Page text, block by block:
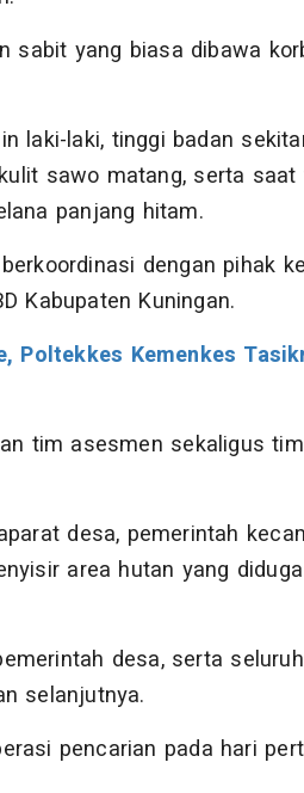
sabit yang biasa dibawa
laki-laki, tinggi badan
sawo matang, serta saat
panjang hitam.
dengan pihak
Kabupaten Kuningan.
Poltekkes Kemenkes
tim asesmen sekaligus
desa, pemerintah
area hutan yang
desa, serta
selanjutnya.
pencarian pada hari